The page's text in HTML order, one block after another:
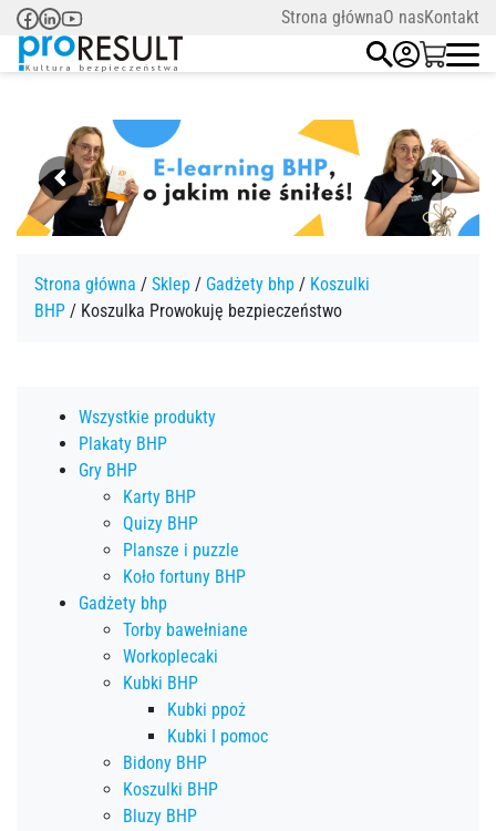
Strona głównaO nasKontakt
Strona główna / Sklep / Gadżety bhp / Koszulki
BHP / Koszulka Prowokuję bezpieczeństwo
Wszystkie produkty
Plakaty BHP
Gry BHP
Karty BHP
Quizy BHP
Plansze i puzzle
Koło fortuny BHP
Gadżety bhp
Torby bawełniane
Workoplecaki
Kubki BHP
Kubki ppoż
Kubki I pomoc
Bidony BHP
Koszulki BHP
Bluzy BHP